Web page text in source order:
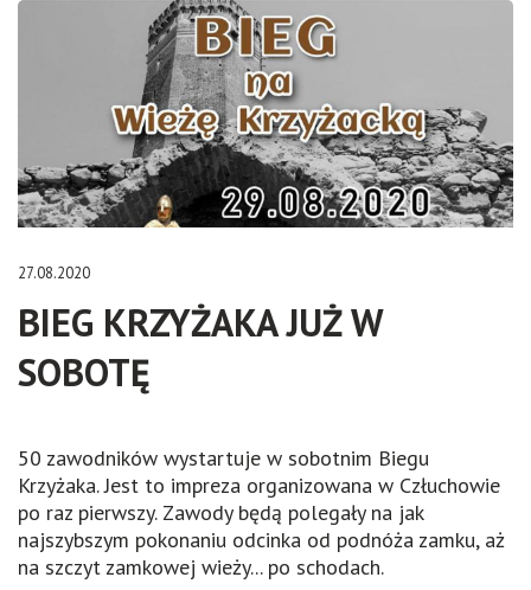
27.08.2020
BIEG KRZYŻAKA JUŻ W
SOBOTĘ
50 zawodników wystartuje w sobotnim Biegu
Krzyżaka. Jest to impreza organizowana w Człuchowie
po raz pierwszy. Zawody będą polegały na jak
najszybszym pokonaniu odcinka od podnóża zamku, aż
na szczyt zamkowej wieży... po schodach.